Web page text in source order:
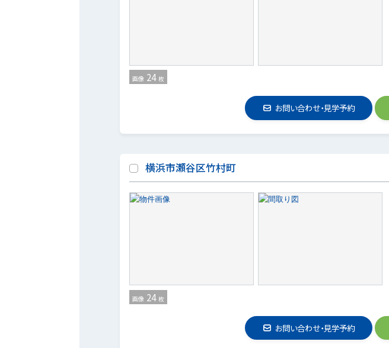
画像 24 枚
お問い合わせ・見学予約
横浜市瀬谷区竹村町
画像 24 枚
お問い合わせ・見学予約